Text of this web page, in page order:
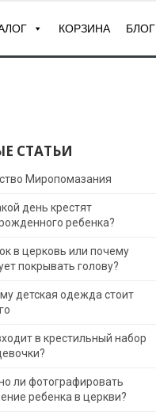
КОРЗИНА БЛОГ
СТАТЬИ
Миропомазания
день крестят
ребенка?
в церковь или почему
покрывать голову?
детская одежда стоит
в крестильный набор
ли фотографировать
ребенка в церкви?